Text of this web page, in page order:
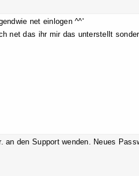
net einlogen ^^'
net das ihr mir das unterstellt
an den Support wenden. Neues